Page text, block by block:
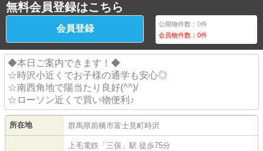
無料会員登録はこちら
会員登録 公開物件数：0件
会員物件数：0件
◆本日ご案内できます！◆
☆時沢小近くでお子様の通学も安心◎
☆南西角地で陽当たり良好(^^)/
☆ローソン近くで買い物便利♪
所在地 群馬県前橋市富士見町時沢
上毛電鉄 「 三俣 」駅 徒歩75分